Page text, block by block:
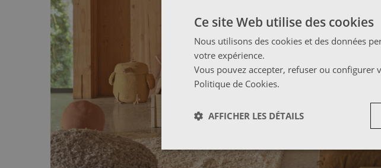
Ce site Web utilise des cookies
Nous utilisons des cookies et des données
votre expérience.
Vous pouvez accepter, refuser ou configurer
Politique de Cookies.
AFFICHER LES DÉTAILS